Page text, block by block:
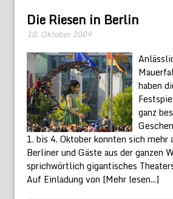
Die Riesen in Berlin
10. Oktober 2009
haben
ganz
1. bis 4. Oktober konnten sich
Berliner und Gäste aus der ganzen
sprichwörtlich gigantisches
Auf Einladung von [Mehr lesen...]